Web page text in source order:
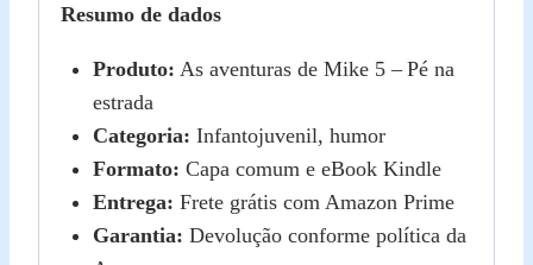
Resumo de dados
Produto: As aventuras de Mike 5 – Pé na
estrada
Categoria: Infantojuvenil, humor
Formato: Capa comum e eBook Kindle
Entrega: Frete grátis com Amazon Prime
Garantia: Devolução conforme política da